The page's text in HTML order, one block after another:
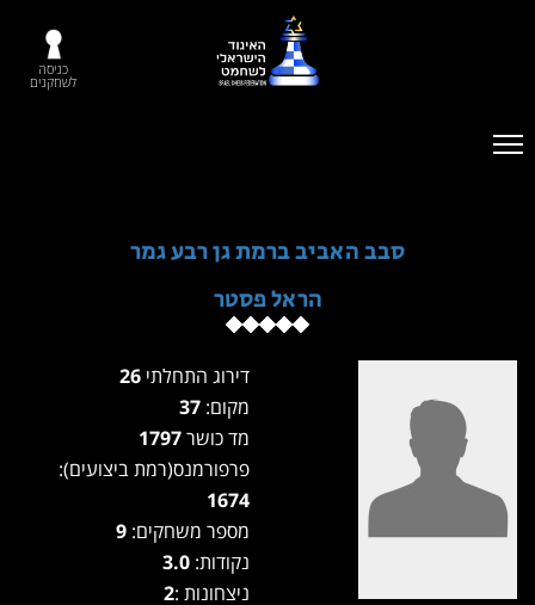
כניסה
לשחקנים
סבב האביב ברמת גן רבע גמר
הראל פסטר
דירוג התחלתי
מקום:
מד כושר
פרפורמנס(רמת ביצועים):
1674
מספר משחקים:
נקודות: 3.0
ניצחונות :2